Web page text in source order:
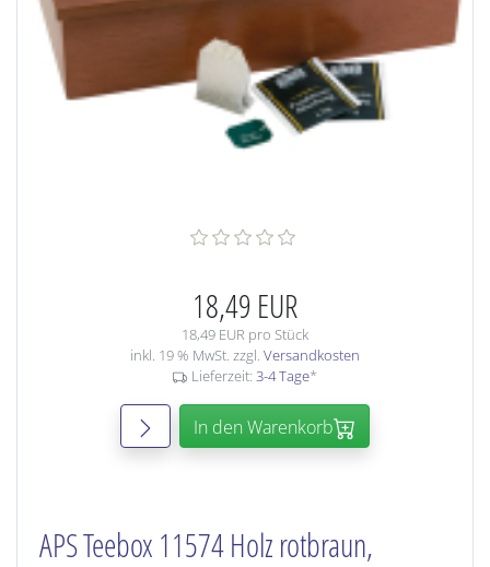
18,49 EUR
18,49 EUR pro Stück
inkl. 19 % MwSt. zzgl. Versandkosten
Lieferzeit: 3-4 Tage*
In den Warenkorb
APS Teebox 11574 Holz rotbraun,